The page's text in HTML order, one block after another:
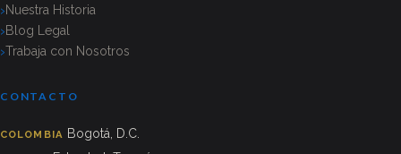
Nuestra Historia
Blog Legal
Trabaja con Nosotros
CONTACTO
COLOMBIA Bogotá, D.C.